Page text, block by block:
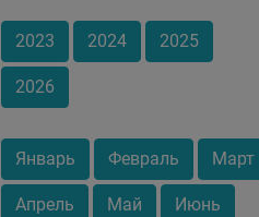
2023 2024 2025
2026
Январь Февраль Март
Апрель Май Июнь